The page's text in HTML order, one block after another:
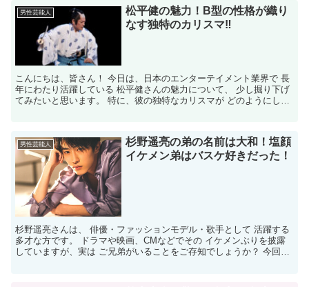
男性芸能人
松平健の魅力！B型の性格が織り
なす独特のカリスマ‼
こんにちは、皆さん！ 今日は、日本のエンターテイメント業界で 長
年にわたり活躍している 松平健さんの魅力について、 少し掘り下げ
てみたいと思います。 特に、彼の独特なカリスマが どのようにして
男性芸能人
杉野遥亮の弟の名前は大和！塩顔
イケメン弟はバスケ好きだった！
杉野遥亮さんは、 俳優・ファッションモデル・歌手として 活躍する
多才な方です。 ドラマや映画、CMなどでその イケメンぶりを披露
していますが、実は ご兄弟がいることをご存知でしょうか？ 今回の